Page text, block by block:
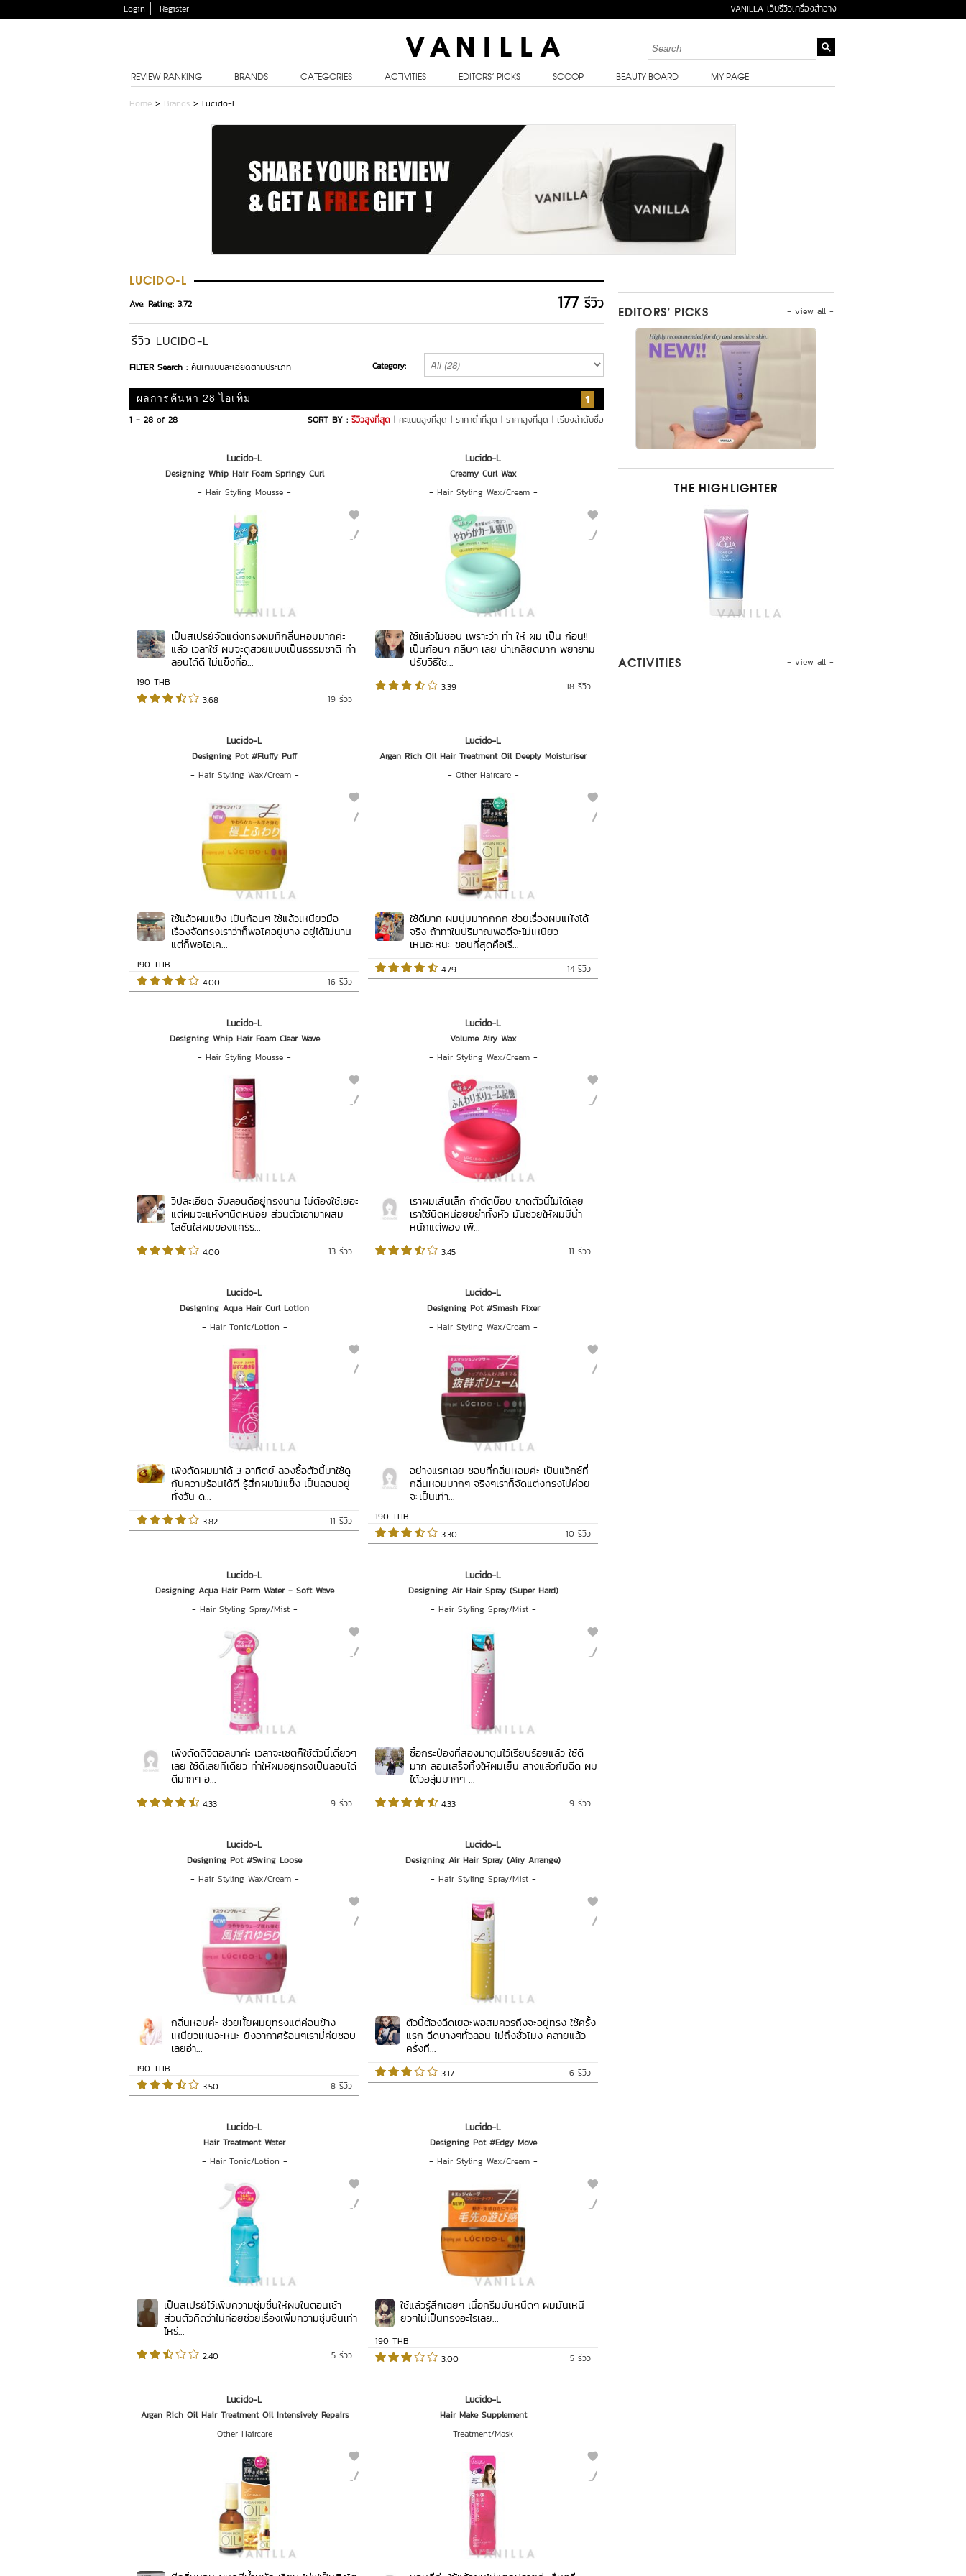
Login Register VANILLA เว็บรีวิวเครื่องสำอาง
REVIEW RANKING BRANDS CATEGORIES ACTIVITIES EDITORS’ PICKS SCOOP BEAUTY BOARD MY PAGE
Home > Brands > Lucido-L
LUCIDO-L
177รีวิว
Ave. Rating: 3.72
รีวิว LUCIDO-L
FILTER Search : ค้นหาแบบละเอียดตามประเภท Category:
1
ผลการค้นหา 28 ไอเท็ม
SORT BY : รีวิวสูงที่สุด | คะแนนสูงที่สุด | ราคาต่ำที่สุด | ราคาสูงที่สุด | เรียงลำดับชื่อ
1 - 28 of 28
Lucido-L
Designing Whip Hair Foam Springy Curl
- Hair Styling Mousse -
เป็นสเปรย์จัดแต่งทรงผมที่กลิ่นหอมมากค่ะ
แล้ว เวลาใช้ ผมจะดูสวยแบบเป็นธรรมชาติ ทำ
ลอนได้ดี ไม่แข็งทื่อ...
190 THB
19 รีวิว
3.68
Lucido-L
Creamy Curl Wax
- Hair Styling Wax/Cream-
ใช้แล้วไม่ชอบ เพราะว่า ทำ ให้ ผม เป็น ก้อน!!
เป็นก้อนๆ กลีบๆ เลย น่าเกลียดมาก พยายาม
ปรับวิธีใช...
18 รีวิว
3.39
Lucido-L
Designing Pot #Fluffy Puff
- Hair Styling Wax/Cream-
ใช้แล้วผมแข็ง เป็นก้อนๆ ใช้แล้วเหนียวมือ
เรื่องจัดทรงเราว่าก็พอโคอยู่บาง อยู่ได้ไม่นาน
แต่ก็พอโอเค...
190 THB
16 รีวิว
4.00
Lucido-L
Argan Rich Oil Hair Treatment Oil Deeply Moisturiser
- Other Haircare-
ใช้ดีมาก ผมนุ่มมากกกก ช่วยเรื่องผมแห้งได้
จริง ถ้าทาในปริมาณพอดีจะไม่เหนี่ยว
เหนอะหนะ ชอบที่สุดคือเรื...
14 รีวิว
4.79
Lucido-L
Designing Whip Hair Foam Clear Wave
- Hair Styling Mousse -
วิปละเอียด จับลอนดีอยู่ทรงนาน ไม่ต้องใช้เยอะ
แต่ผมจะแห้งๆนิดหน่อย ส่วนตัวเอามาผสม
โลชั่นใส่ผมของแคร์ร...
13 รีวิว
4.00
Lucido-L
Volume Airy Wax
- Hair Styling Wax/Cream-
เราผมเส้นเล็ก ถ้าตัดบ๊อบ ขาดตัวนี้ไม่ได้เลย
เราใช้นิดหน่อยขยำทั้งหัว มันช่วยให้ผมมีน้ำ
หนักแต่พอง เพิ...
11 รีวิว
3.45
Lucido-L
Designing Aqua Hair Curl Lotion
- Hair Tonic/Lotion -
เพิ่งดัดผมมาได้ 3 อาทิตย์ ลองซื้อตัวนี้มาใช้ดู
กันความร้อนได้ดี รู้สึกผมไม่แข็ง เป็นลอนอยู่
ทั้งวัน ด...
11 รีวิว
3.82
Lucido-L
Designing Pot #Smash Fixer
- Hair Styling Wax/Cream-
อย่างแรกเลย ชอบที่กลิ่นหอมค่ะ เป็นแว็กซ์ที่
กลิ่นหอมมากๆ จริงๆเราก็จัดแต่งทรงไม่ค่อย
จะเป็นเท่า...
190 THB
10 รีวิว
3.30
Lucido-L
Designing Aqua Hair Perm Water - Soft Wave
- Hair Styling Spray/Mist-
เพิ่งดัดดิจิตอลมาค่ะ เวลาจะเซตก็ใช้ตัวนี้เดี่ยวๆ
เลย ใช้ดีเลยทีเดียว ทำให้ผมอยู่ทรงเป็นลอนได้
ดีมากๆ อ...
9 รีวิว
4.33
Lucido-L
Designing Air Hair Spray (Super Hard)
- Hair Styling Spray/Mist-
ซื้อกระป๋องที่สองมาตุนไว้เรียบร้อยแล้ว ใช้ดี
มาก ลอนเสร็จทิ้งให้ผมเย็น สางแล้วก้มฉีด ผม
ได้วอลุ่มมากๆ ...
9 รีวิว
4.33
Lucido-L
Designing Pot #Swing Loose
- Hair Styling Wax/Cream-
กลิ่นหอมค่่ะ ช่วยหั้ยผมยุทรงแต่ค่อนข้าง
เหนียวเหนอะหนะ ยิ่งอากาศร้อนๆเราม่่ค่ยชอบ
เลยอ่า...
190 THB
8 รีวิว
3.50
Lucido-L
Designing Air Hair Spray (Airy Arrange)
- Hair Styling Spray/Mist-
ตัวนี้ต้องฉีดเยอะพอสมควรถึงจะอยู่ทรง ใช้ครั้ง
แรก ฉีดบางๆทั่วลอน ไม่ถึงชั่วโมง คลายแล้ว
ครั้งที...
6 รีวิว
3.17
Lucido-L
Hair Treatment Water
- Hair Tonic/Lotion -
เป็นสเปรย์ไว้เพิ่มความชุ่มชื่นให้ผมในตอนเช้า
ส่วนตัวคิดว่าไม่ค่อยช่วยเรื่องเพิ่มความชุ่มชื่นเท่า
ไหร่...
5 รีวิว
2.40
Lucido-L
Designing Pot #Edgy Move
- Hair Styling Wax/Cream-
ใช้แล้วรู้สึกเฉยๆ เนื้อครีมมันหนืดๆ ผมมันเหนี
ยวๆไม่เป็นทรงอะไรเลย...
190 THB
5 รีวิว
3.00
Lucido-L
Argan Rich Oil Hair Treatment Oil Intensively Repairs
- Other Haircare-
Lucido-L
Hair Make Supplement
- Treatment/Mask -
- view all -
EDITORS’ PICKS
THE HIGHLIGHTER
- view all -
ACTIVITIES